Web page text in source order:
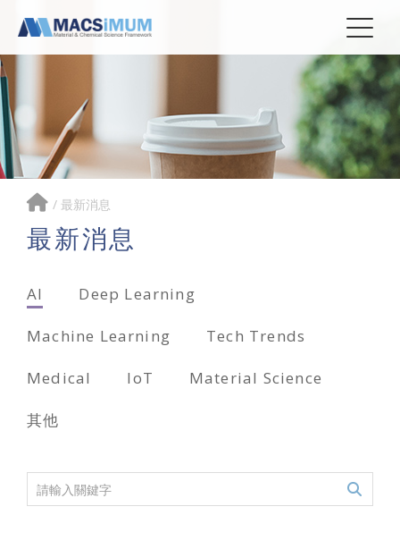
/ 最新消息
最新消息
AI Deep Learning
Machine Learning Tech Trends
Medical IoT Material Science
其他